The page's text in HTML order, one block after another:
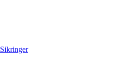
Sikringer